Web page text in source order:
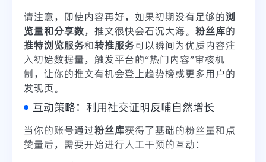
请注意，即使内容再好，如果初期没有足够的浏
览量和分享数，推文很快会石沉大海。 粉丝库的
推特浏览服务和转推服务可以瞬间为优质内容注
入初始数据量，触发平台的“热门内容”审核机
制，让你的推文有机会登上趋势榜或更多用户的
发现页。
互动策略：利用社交证明反哺自然增长
当你的账号通过粉丝库获得了基础的粉丝量和点
赞量后，需要开始进行人工干预的互动：